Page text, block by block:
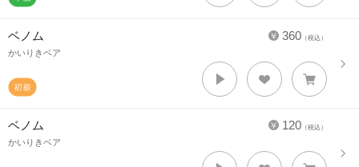
360 （税込）
ベノム
かいりきベア
120 （税込）
ベノム
かいりきベア